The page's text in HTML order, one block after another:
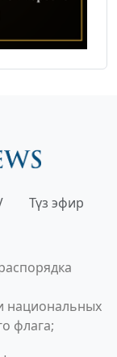
Түз эфир
национальных
флага;